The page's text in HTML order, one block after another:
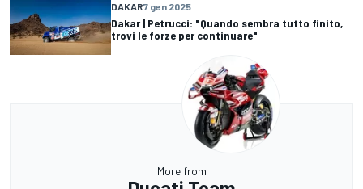
DAKAR7 gen 2025
Dakar | Petrucci: "Quando sembra tutto finito,
trovi le forze per continuare"
More from